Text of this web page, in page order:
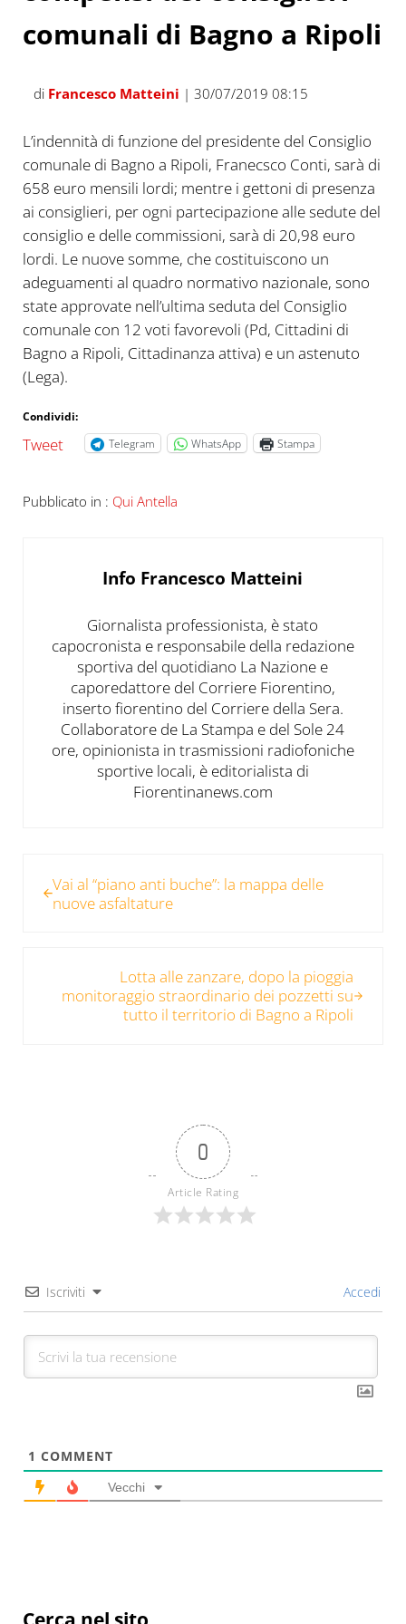
comunali di Bagno a Ripoli
di Francesco Matteini | 30/07/2019 08:15
L’indennità di funzione del presidente del Consiglio
comunale di Bagno a Ripoli, Franecsco Conti, sarà di
658 euro mensili lordi; mentre i gettoni di presenza
ai consiglieri, per ogni partecipazione alle sedute del
consiglio e delle commissioni, sarà di 20,98 euro
lordi. Le nuove somme, che costituiscono un
adeguamenti al quadro normativo nazionale, sono
state approvate nell’ultima seduta del Consiglio
comunale con 12 voti favorevoli (Pd, Cittadini di
Bagno a Ripoli, Cittadinanza attiva) e un astenuto
(Lega).
Condividi:
Tweet Telegram WhatsApp Stampa
Pubblicato in : Qui Antella
Info Francesco Matteini
Giornalista professionista, è stato
capocronista e responsabile della redazione
sportiva del quotidiano La Nazione e
caporedattore del Corriere Fiorentino,
inserto fiorentino del Corriere della Sera.
Collaboratore de La Stampa e del Sole 24
ore, opinionista in trasmissioni radiofoniche
sportive locali, è editorialista di
Fiorentinanews.com
Vai al “piano anti buche”: la mappa delle
nuove asfaltature
Lotta alle zanzare, dopo la pioggia
monitoraggio straordinario dei pozzetti su
tutto il territorio di Bagno a Ripoli
0
Article Rating
Iscriviti Accedi
1 COMMENT
Vecchi
Cerca nel sito